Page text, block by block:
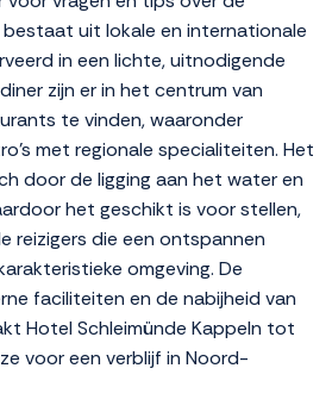
uit lokale en internationale
in een lichte, uitnodigende
zijn er in het centrum van
te vinden, waaronder
met regionale specialiteiten. Het
door de ligging aan het water en
het geschikt is voor stellen,
reizigers die een ontspannen
omgeving. De
faciliteiten en de nabijheid van
Hotel Schleimünde Kappeln tot
voor een verblijf in Noord-